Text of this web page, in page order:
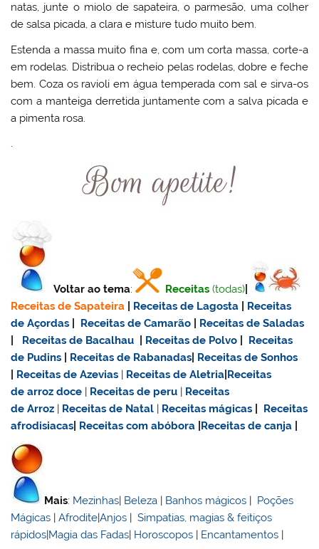
natas, junte o miolo de sapateira, o parmesão, uma colher
de salsa picada, a clara e misture tudo muito bem.
Estenda a massa muito fina e, com um corta massa, corte-a
em rodelas. Distribua o recheio pelas rodelas, dobre e feche
bem. Coza os ravioli em água temperada com sal e sirva-os
com a manteiga derretida juntamente com a salva picada e
a pimenta rosa.
.
Voltar ao tema: Receitas (todas)
Receitas de Sapateira
Receitas de Lagosta
Receitas
de Açordas
Receitas de Camarão
Receitas de Saladas
Receitas de Bacalhau Receitas de Polvo
Receitas
de Pudins
Receitas de Rabanadas
Receitas de Sonhos
Receitas de Azevias Receitas de Aletria Receitas
dearroz doce Receitas de peru
Receitas
de Arroz
Receitas de Natal Receitas mágicas
Receitas
afrodisiacas
Receitas com abóbora Receitas de canja
Mais: Mezinhas| Beleza | Banhos mágicos | Poções
Mágicas |Afrodite|Anjos |Simpatias, magias & feitiços
rápidos|Magia das Fadas| Horoscopos | Encantamentos |